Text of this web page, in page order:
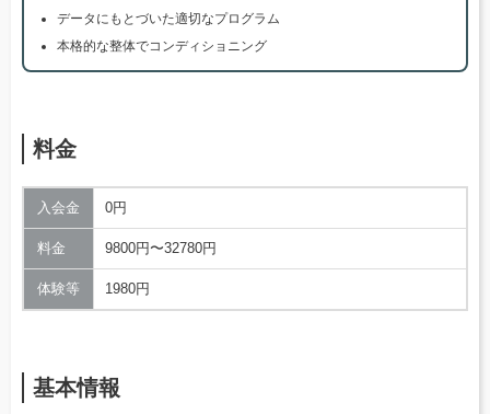
データにもとづいた適切なプログラム
本格的な整体でコンディショニング
料金
入会金 0円
料金 9800円〜32780円
体験等 1980円
基本情報